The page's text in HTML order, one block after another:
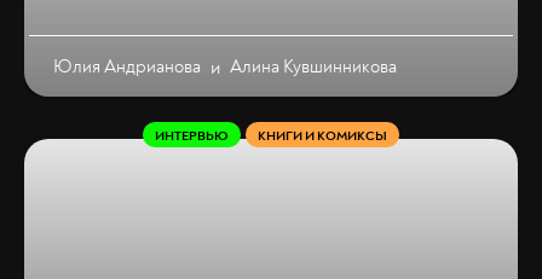
Юлия Андрианова и Алина Кувшинникова
ИНТЕРВЬЮ КНИГИ И КОМИКСЫ